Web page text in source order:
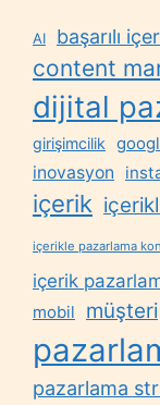
AI başarılı
content
dijital
girişimcilik
inovasyon
içerik
içerikle pazarlama
içerik
mobil müşteri
pazarlama